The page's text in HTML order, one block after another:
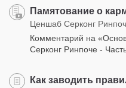
Памятование о
Ценшаб Серконг
Комментарий на
Серконг Ринпоче -
Как заводить